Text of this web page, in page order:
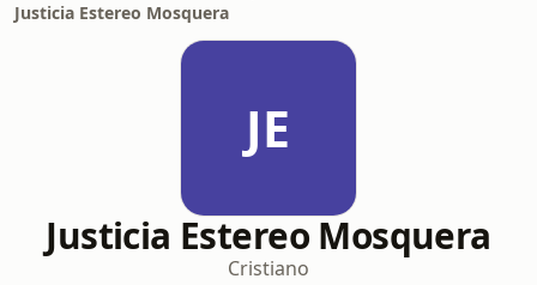
Justicia Estereo Mosquera
JE
Justicia Estereo Mosquera
Cristiano